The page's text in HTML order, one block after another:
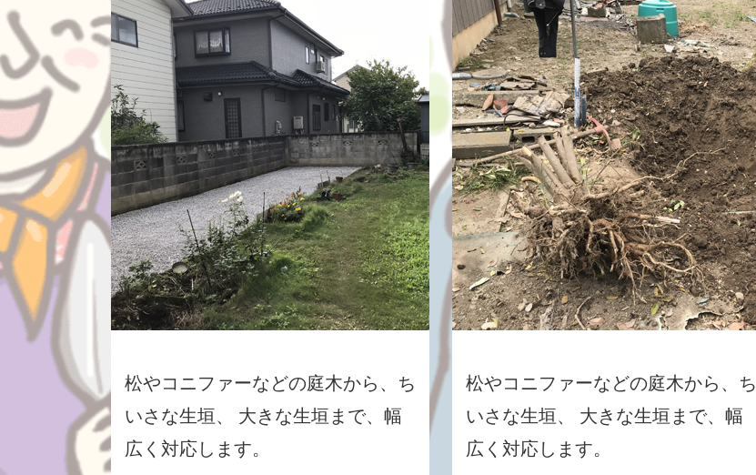
松やコニファーなどの庭木から、ち
いさな生垣、 大きな生垣まで、幅
広く対応します。
松やコニファーなどの庭木から、ち
いさな生垣、 大きな生垣まで、幅
広く対応します。